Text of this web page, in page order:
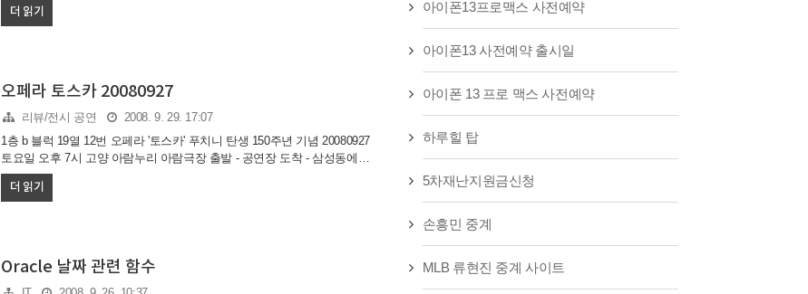
고 다리 자세는 균형을 잡고 있는지 체크해보자. 비뚤어진 자세는 각종 질
했다. 오대규는 긴 공백기와 악관절 치료 이야기를 전했다. 그는 인기스타
대열에 오를 무렵에 찾아온 악관절 질환으로 3년간 활동을 중단해야 했다고
털어놨다. 오대규는 "말을 하기 힘들 정도..
더 읽기
오페라 토스카 20080927
리뷰/전시 공연
2008. 9. 29. 17:07
1층 b 블럭 19열 12번 오페라 '토스카' 푸치니 탄생 150주년 기념 20080927
토요일 오후 7시 고양 아람누리 아람극장 출발 - 공연장 도착 - 삼성동에서
공연장까지 가는길은 정말 모험이었다. 외곽순환도를갈까? 오필픽대로? 강
변북로? 수많은 고민 끝에 결론은 네비게이션 티펙을 믿기로 하고 출했다.
해서 주변 백화점 앞에서만 조금 막히고 거의 막히지 않았따. 공연장 도착
시간이 6시 55분 . 쾌적하게 관리해주시는 주차장 관리하시는 분 덕에 공연
더 읽기
Oracle 날짜 관련 함수
아이폰13프로맥스 사전예약
아이폰13 사전예약 출시일
아이폰 13 프로 맥스 사전예약
하루힐 탑
5차재난지원금신청
손흥민 중계
MLB 류현진 중계 사이트